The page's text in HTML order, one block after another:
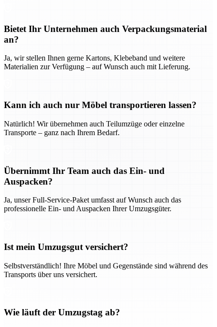
Bietet Ihr Unternehmen auch Verpackungsmaterial
an?
Ja, wir stellen Ihnen gerne Kartons, Klebeband und weitere
Materialien zur Verfügung – auf Wunsch auch mit Lieferung.
Kann ich auch nur Möbel transportieren lassen?
Natürlich! Wir übernehmen auch Teilumzüge oder einzelne
Transporte – ganz nach Ihrem Bedarf.
Übernimmt Ihr Team auch das Ein- und
Auspacken?
Ja, unser Full-Service-Paket umfasst auf Wunsch auch das
professionelle Ein- und Auspacken Ihrer Umzugsgüter.
Ist mein Umzugsgut versichert?
Selbstverständlich! Ihre Möbel und Gegenstände sind während des
Transports über uns versichert.
Wie läuft der Umzugstag ab?